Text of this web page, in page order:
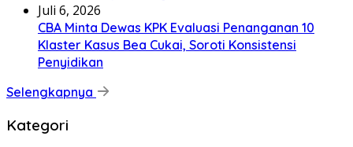
Juli 6, 2026
CBA Minta Dewas KPK Evaluasi Penanganan 10
Klaster Kasus Bea Cukai, Soroti Konsistensi
Penyidikan
Selengkapnya
Kategori